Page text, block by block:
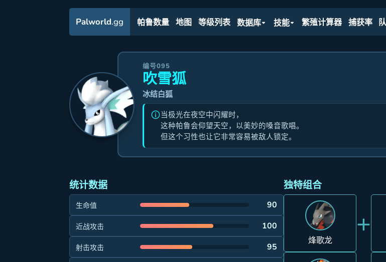
Palworld.gg 帕鲁数量 地图 等级列表 数据库 技能 繁殖计算器 捕获率
编号095
吹雪狐
冰结白狐
当极光在夜空中闪耀时，
这种帕鲁会仰望天空，以美妙的嗓音歌唱。
但这个习性也让它非常容易被敌人锁定。
统计数据
生命值 90
近战攻击 100
射击攻击 95
独特组合
烽歌龙
+